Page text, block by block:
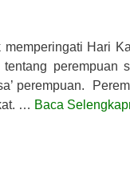
memperingati Hari
perempuan
perempuan.
… Baca